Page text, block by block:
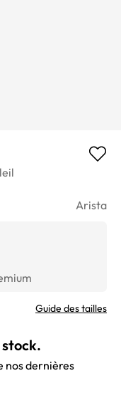
Arista
Guide des tailles
nos dernières